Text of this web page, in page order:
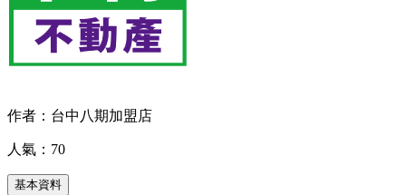
作者：台中八期加盟店
人氣：70
基本資料